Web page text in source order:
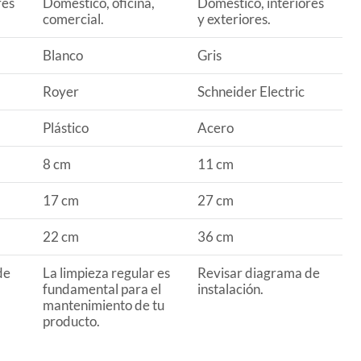
comercial.
y exteriores.
Blanco Gris
Royer Schneider Electric
Plástico Acero
8 cm 11 cm
17 cm 27 cm
22 cm 36 cm
La limpieza regular es
fundamental para el
mantenimiento de tu
producto.
Revisar diagrama de
instalación.